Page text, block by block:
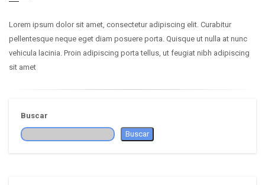
Lorem ipsum dolor sit amet, consectetur adipiscing elit. Curabitur
pellentesque neque eget diam posuere porta. Quisque ut nulla at nunc
vehicula lacinia. Proin adipiscing porta tellus, ut feugiat nibh adipiscing
sit amet
Buscar
Buscar